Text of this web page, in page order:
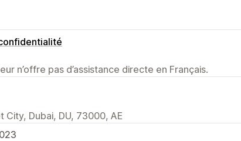
n’offre pas d’assistance directe en Français.
City, Dubai, DU, 73000, AE